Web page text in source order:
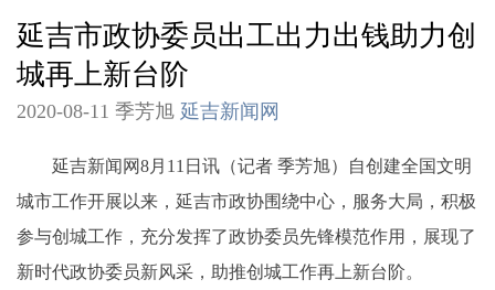
延吉市政协委员出工出力出钱助力创
城再上新台阶
2020-08-11 季芳旭 延吉新闻网
延吉新闻网8月11日讯（记者 季芳旭）自创建全国文明
城市工作开展以来，延吉市政协围绕中心，服务大局，积极
参与创城工作，充分发挥了政协委员先锋模范作用，展现了
新时代政协委员新风采，助推创城工作再上新台阶。